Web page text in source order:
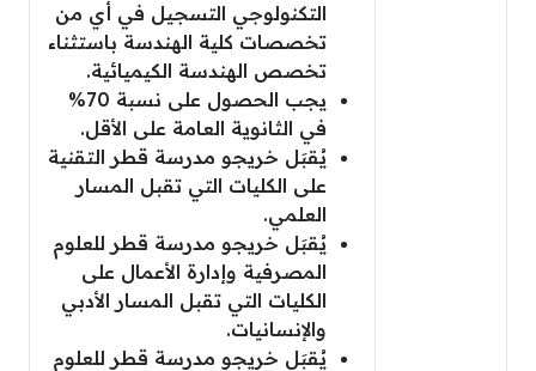
التكنولوجي التسجيل في أي من
تخصصات كلية الهندسة باستثناء
تخصص الهندسة الكيميائية.
يجب الحصول على نسبة 70%
في الثانوية العامة على الأقل.
يُقبَل خريجو مدرسة قطر التقنية
على الكليات التي تقبل المسار
العلمي.
يُقبَل خريجو مدرسة قطر للعلوم
المصرفية وإدارة الأعمال على
الكليات التي تقبل المسار الأدبي
والإنسانيات.
يُقبَل خريجو مدرسة قطر للعلوم